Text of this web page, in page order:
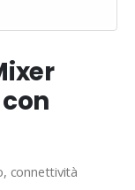
connettività